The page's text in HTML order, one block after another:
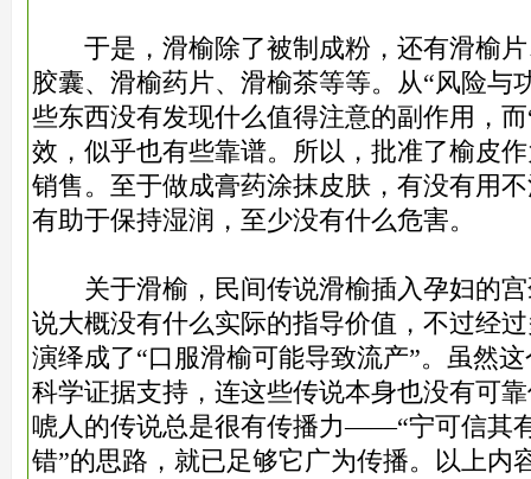
于是，滑榆除了被制成粉，还有滑榆片
胶囊、滑榆药片、滑榆茶等等。从“风险与
些东西没有发现什么值得注意的副作用，
效，似乎也有些靠谱。所以，批准了榆皮
销售。至于做成膏药涂抹皮肤，有没有用
有助于保持湿润，至少没有什么危害。
关于滑榆，民间传说滑榆插入孕妇的宫
说大概没有什么实际的指导价值，不过经
演绎成了“口服滑榆可能导致流产”。虽然
科学证据支持，连这些传说本身也没有可
唬人的传说总是很有传播力——“宁可信其
错”的思路，就已足够它广为传播。以上内